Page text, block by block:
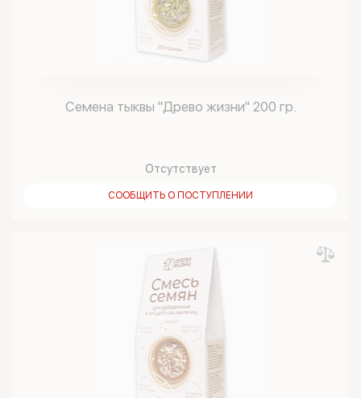
Семена тыквы "Древо жизни" 200 гр.
Отсутствует
СООБЩИТЬ О ПОСТУПЛЕНИИ